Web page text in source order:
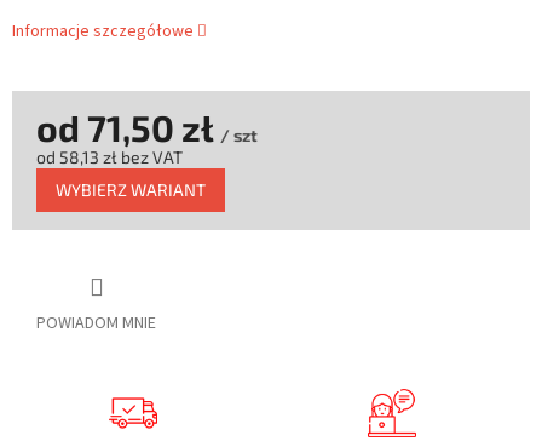
Informacje szczegółowe
POWIADOM MNIE
od 71,50 zł / szt
od 58,13 zł bez VAT
Cena
jednostkowa:
WYBIERZ WARIANT